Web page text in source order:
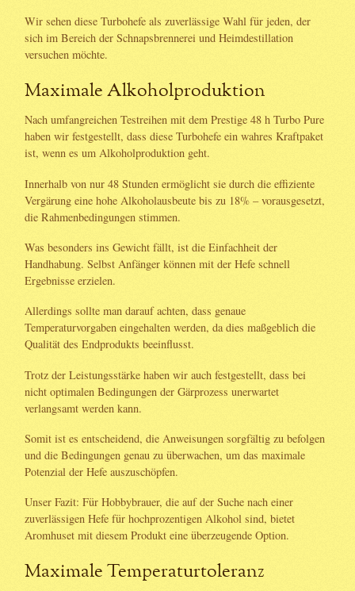
Wir sehen diese Turbohefe als zuverlässige Wahl für jeden, der
sich im Bereich der Schnapsbrennerei und Heimdestillation
versuchen möchte.
Maximale Alkoholproduktion
Nach umfangreichen Testreihen mit dem Prestige 48 h Turbo Pure
haben wir festgestellt, dass diese Turbohefe ein wahres Kraftpaket
ist, wenn es um Alkoholproduktion geht.
Innerhalb von nur 48 Stunden ermöglicht sie durch die effiziente
Vergärung eine hohe Alkoholausbeute bis zu 18% – vorausgesetzt,
die Rahmenbedingungen stimmen.
Was besonders ins Gewicht fällt, ist die Einfachheit der
Handhabung. Selbst Anfänger können mit der Hefe schnell
Ergebnisse erzielen.
Allerdings sollte man darauf achten, dass genaue
Temperaturvorgaben eingehalten werden, da dies maßgeblich die
Qualität des Endprodukts beeinflusst.
Trotz der Leistungsstärke haben wir auch festgestellt, dass bei
nicht optimalen Bedingungen der Gärprozess unerwartet
verlangsamt werden kann.
Somit ist es entscheidend, die Anweisungen sorgfältig zu befolgen
und die Bedingungen genau zu überwachen, um das maximale
Potenzial der Hefe auszuschöpfen.
Unser Fazit: Für Hobbybrauer, die auf der Suche nach einer
zuverlässigen Hefe für hochprozentigen Alkohol sind, bietet
Aromhuset mit diesem Produkt eine überzeugende Option.
Maximale Temperaturtoleranz